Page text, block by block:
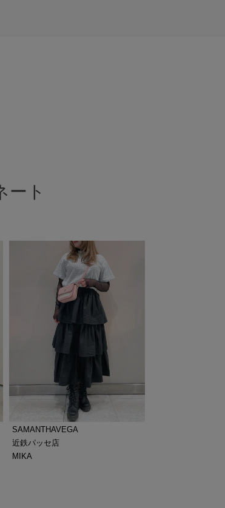
ート
SAMANTHAVEGA
近鉄パッセ店
MIKA